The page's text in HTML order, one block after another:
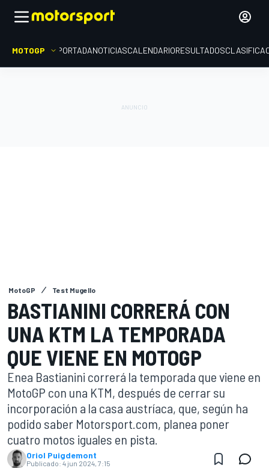
MOTOGP PORTADANOTICIASCALENDARIORESULTADOS
MotoGP Test Mugello
BASTIANINI CORRERÁ CON
UNA KTM LA TEMPORADA
QUE VIENE EN MOTOGP
Enea Bastianini correrá la temporada que viene en
MotoGP con una KTM, después de cerrar su
incorporación a la casa austríaca, que, según ha
podido saber Motorsport.com, planea poner
cuatro motos iguales en pista.
Oriol Puigdemont
Publicado: 4 jun 2024, 7:15